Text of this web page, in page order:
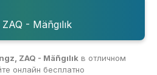
- Mäñgılık
ZAQ - Mäñgılık в отличном
онлайн бесплатно